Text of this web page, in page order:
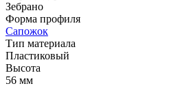
Зебрано
Форма профиля
Сапожок
Тип материала
Пластиковый
Высота
56 мм